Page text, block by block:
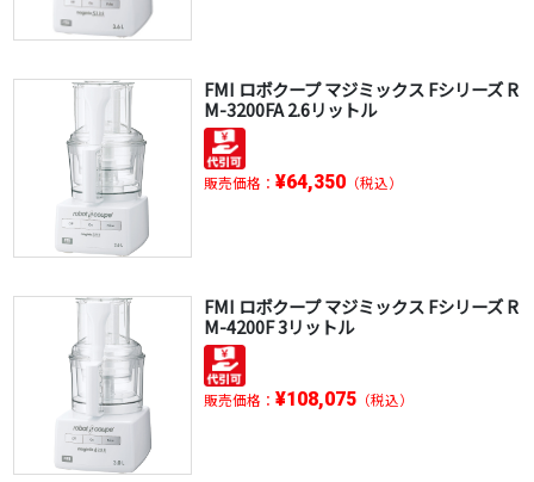
FMI ロボクープ マジミックス Fシリーズ R
M-3200FA 2.6リットル
販売価格： ¥64,350（税込）
FMI ロボクープ マジミックス Fシリーズ R
M-4200F 3リットル
販売価格： ¥108,075（税込）